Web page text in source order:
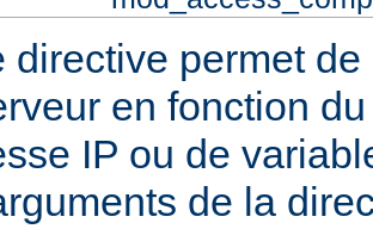
directive permet
en fonction
IP ou de
de la